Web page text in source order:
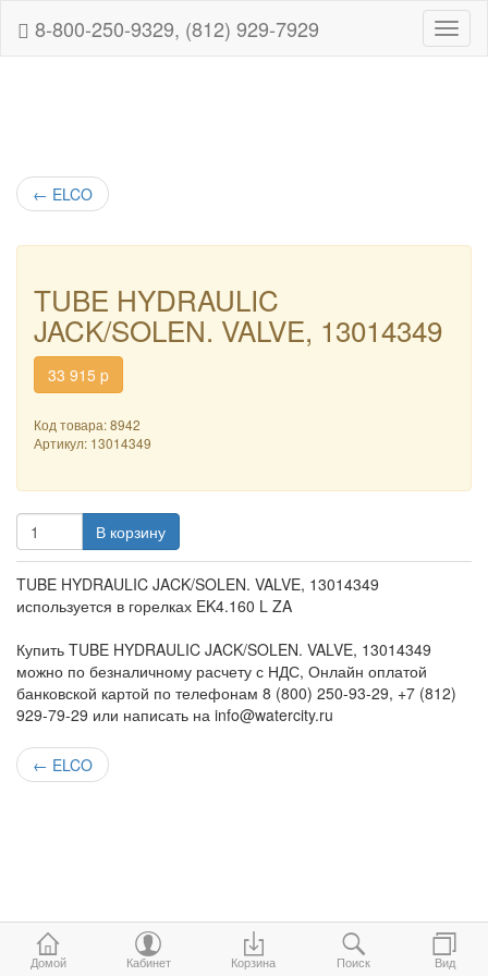
8-800-250-9329, (812) 929-7929
← ELCO
TUBE HYDRAULIC
JACK/SOLEN. VALVE, 13014349
33 915 p
Код товара: 8942
Артикул: 13014349
В корзину
TUBE HYDRAULIC JACK/SOLEN. VALVE, 13014349
используется в горелках EK4.160 L ZA
Купить TUBE HYDRAULIC JACK/SOLEN. VALVE, 13014349
можно по безналичному расчету с НДС, Онлайн оплатой
банковской картой по телефонам 8 (800) 250-93-29, +7 (812)
929-79-29 или написать на info@watercity.ru
← ELCO
Домой Кабинет Корзина Поиск Вид